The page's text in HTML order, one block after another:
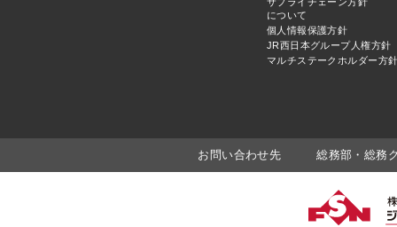
について
個人情報保護方針
JR西日本グループ人権方針
マルチステークホルダー方
お問い合わせ先 総務部・総務